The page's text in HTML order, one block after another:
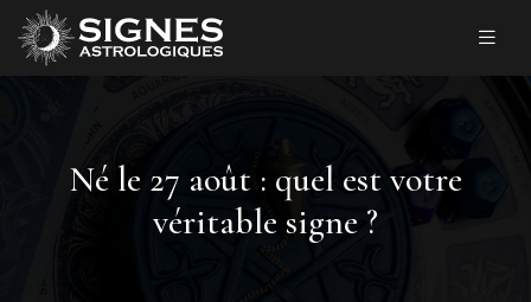
Né le 27 août : quel est votre
véritable signe ?